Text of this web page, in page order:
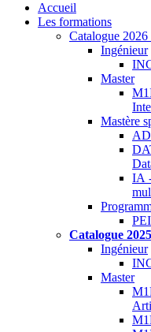
Accueil
Les formations
Catalogue
Ingénieur
Master
Mastère
IA
Catalogue
Ingénieur
Master